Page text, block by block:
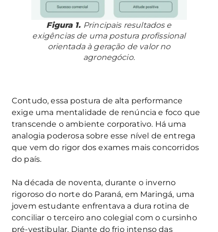
Figura 1. Principais resultados e
exigências de uma postura profissional
orientada à geração de valor no
agronegócio.
Contudo, essa postura de alta performance
exige uma mentalidade de renúncia e foco que
transcende o ambiente corporativo. Há uma
analogia poderosa sobre esse nível de entrega
que vem do rigor dos exames mais concorridos
do país.
Na década de noventa, durante o inverno
rigoroso do norte do Paraná, em Maringá, uma
jovem estudante enfrentava a dura rotina de
conciliar o terceiro ano colegial com o cursinho
pré-vestibular. Diante do frio intenso das